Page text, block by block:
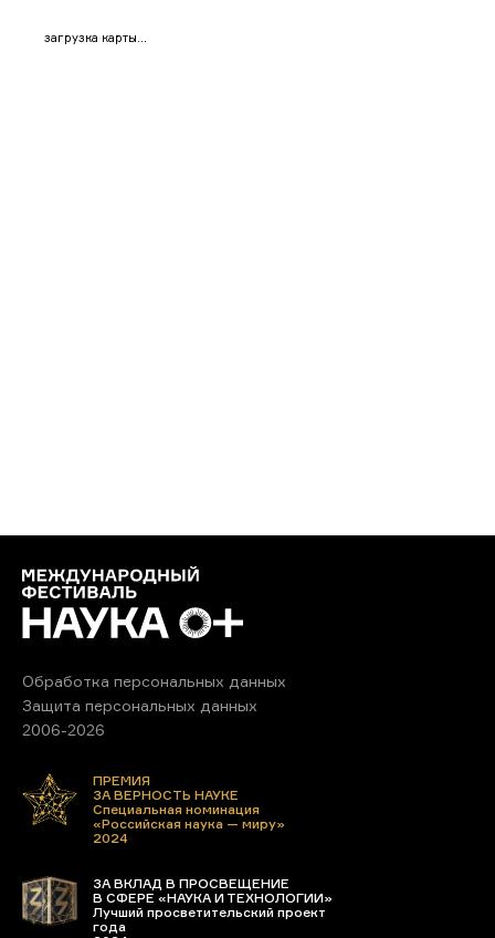
загрузка карты...
Обработка персональных данных
Защита персональных данных
2006-2026
ПРЕМИЯ
ЗА ВЕРНОСТЬ НАУКЕ
Специальная номинация
«Российская наука — миру»
2024
ЗА ВКЛАД В ПРОСВЕЩЕНИЕ
В СФЕРЕ «НАУКА И ТЕХНОЛОГИИ»
Лучший просветительский проект
года